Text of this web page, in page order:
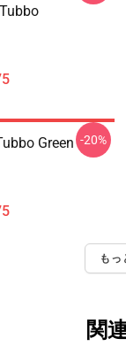
Green -20%
もっ
関